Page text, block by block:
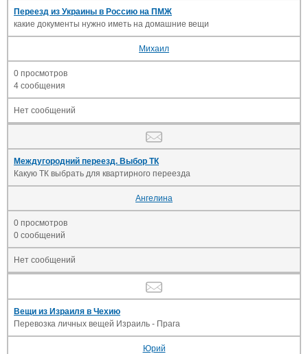
Переезд из Украины в Россию на ПМЖ
какие документы нужно иметь на домашние вещи
Михаил
0 просмотров
4 сообщения
Нет сообщений
Междугородний переезд. Выбор ТК
Какую ТК выбрать для квартирного переезда
Ангелина
0 просмотров
0 сообщений
Нет сообщений
Вещи из Израиля в Чехию
Перевозка личных вещей Израиль - Прага
Юрий